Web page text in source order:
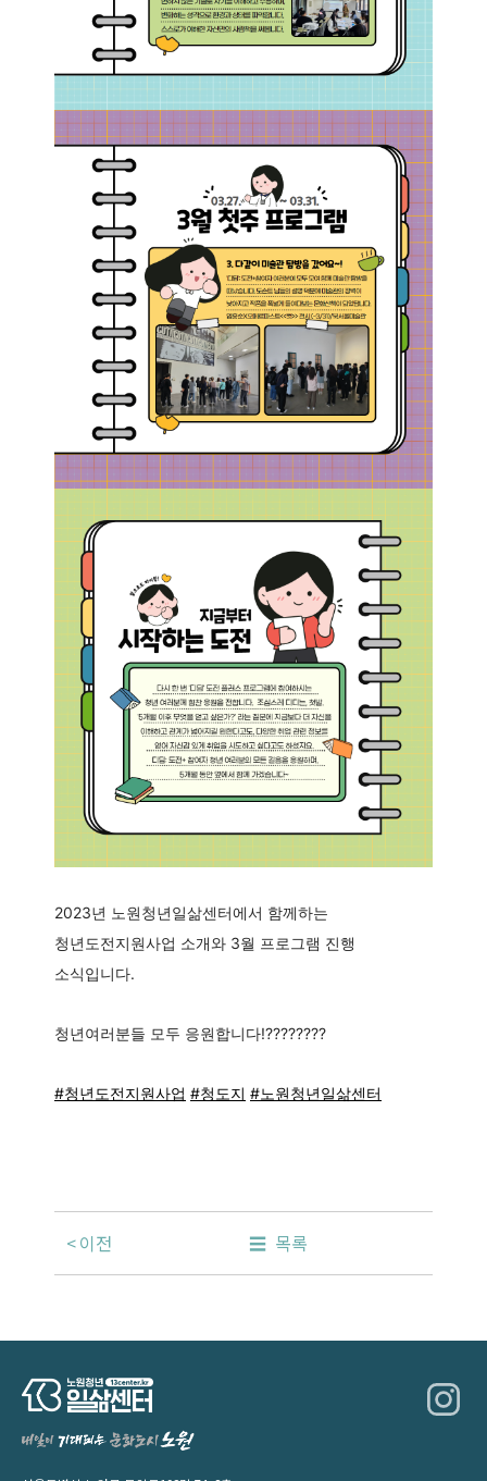
2023년 노원청년일삶센터에서 함께하는
청년도전지원사업 소개와 3월 프로그램 진행
소식입니다.
청년여러분들 모두 응원합니다!????????
#청년도전지원사업 #청도지 #노원청년일삶센터
이전 목록